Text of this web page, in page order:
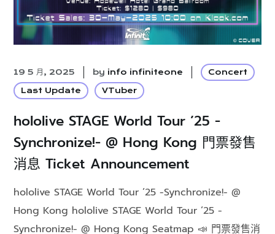
19 5 月, 2025 by info infiniteone
Concert
Last Update
VTuber
hololive STAGE World Tour ’25 -
Synchronize!- @ Hong Kong 門票發售
消息 Ticket Announcement
hololive STAGE World Tour ’25 -Synchronize!- @
Hong Kong hololive STAGE World Tour ’25 -
Synchronize!- @ Hong Kong Seatmap 📣 門票發售消